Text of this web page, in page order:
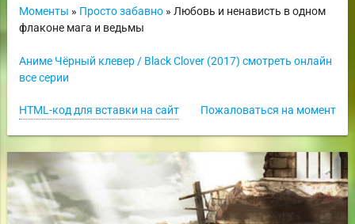
Моменты » Просто забавно» Любовь и ненависть в одном
флаконе мага и ведьмы
Аниме Чёрный клевер / Black Clover (2017) смотреть онлайн
все серии
Пожаловаться на момент
HTML-код для вставки на сайт